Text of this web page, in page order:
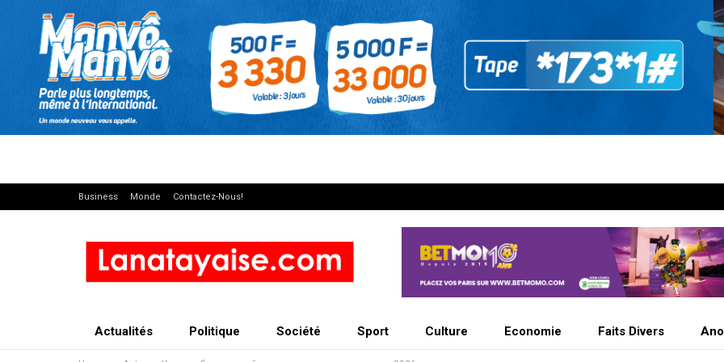
Business Monde Contactez-Nous!
Actualités Politique Société Sport Culture Economie Faits Divers